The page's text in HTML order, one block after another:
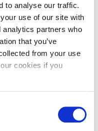
to analyse our traffic.
use of our site with
analytics partners who
that you’ve
from your use
cookies if you
sonstigen
Weitere
Ihnen ein fertiges
versteckten
Logos, Text oder